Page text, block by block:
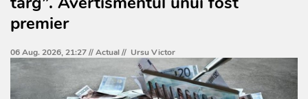
premier
06 Aug. 2026, 21:27 //Actual// Ursu Victor